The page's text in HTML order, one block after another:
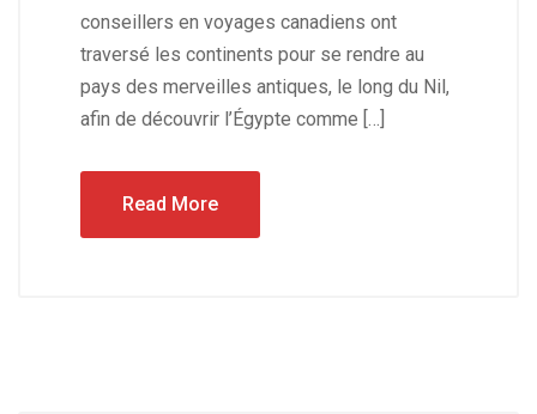
conseillers en voyages canadiens ont
traversé les continents pour se rendre au
pays des merveilles antiques, le long du Nil,
afin de découvrir l’Égypte comme […]
Read More